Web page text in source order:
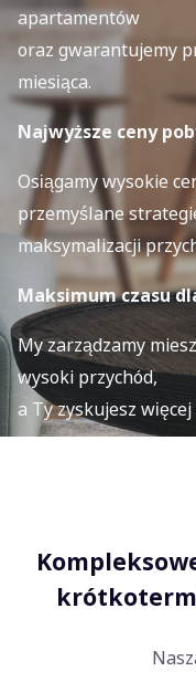
apartamentów
oraz gwarantujemy
miesiąca.
Najwyższe ceny
Osiągamy wysokie
przemyślane
maksymalizacji
Maksimum czasu
My zarządzamy
wysoki przychód,
a Ty zyskujesz